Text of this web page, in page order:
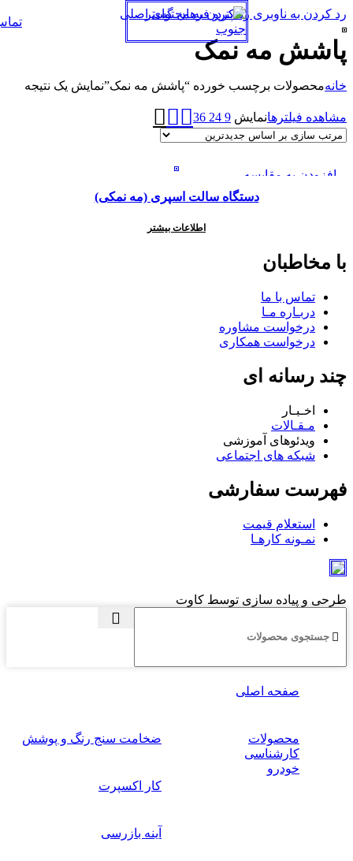
رد کردن به ناوبری رد کردن به محتوای اصلی
پاشش مه نمک
خانهمحصولات برچسب خورده “پاشش مه نمک”نمایش یک نتیجه
مشاهده فیلترهانمایش 9
24
36
افزودن به مقایسه
مشاهده سریعدستگاه سالت اسپری (مه نمکی)
اطلاعات بیشتر
با مخاطبان
تماس با ما
دربـاره مـا
درخواست مشاوره
درخواست همکاری
چند رسانه ای
اخـبـار
مـقـالات
ویدئوهای آموزشی
شبکه های اجتماعی
فهرست سفارشی
استعلام قیمت
نمـونه کارهـا
طرحی و پیاده سازی توسط کاوت
صفحه اصلی
محصولات
کارشناسی
خودرو
ضخامت سنج رنگ و پوشش
کار اکسپرت
آینه بازرسی